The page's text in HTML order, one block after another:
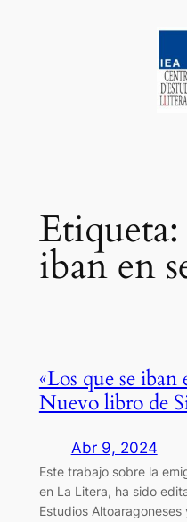
Etiqueta:
iban en
«Los que se iban
Nuevo libro de
Abr 9, 2024
Este trabajo sobre la
en La Litera, ha sido
Estudios